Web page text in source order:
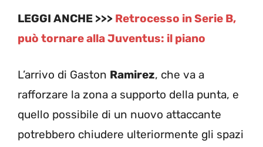
LEGGI ANCHE >>> Retrocesso in Serie B,
può tornare alla Juventus: il piano
L’arrivo di Gaston Ramirez, che va a
rafforzare la zona a supporto della punta, e
quello possibile di un nuovo attaccante
potrebbero chiudere ulteriormente gli spazi